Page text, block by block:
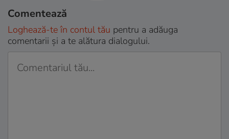
Comentează
Loghează-te în contul tău pentru a adăuga
comentarii și a te alătura dialogului.